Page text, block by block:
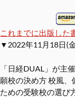
これまでに出版した
▼2022年11月18日(
「日経DUAL」が主
願校の決め方 校風、
ための受験校の選び